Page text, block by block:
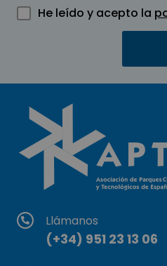
He leído y acepto la
Llámanos
(+34) 951 23 13 06